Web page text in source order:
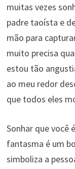
muitas vezes
padre taoísta e
mão para
muito precisa
estou tão
ao meu redor
que todos eles
Sonhar que você
fantasma é um
simboliza a